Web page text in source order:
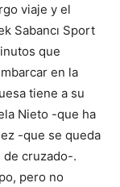
viaje y el
Sabancı Sport
que
en la
tiene a su
Nieto -que ha
-que se queda
de cruzado-.
pero no